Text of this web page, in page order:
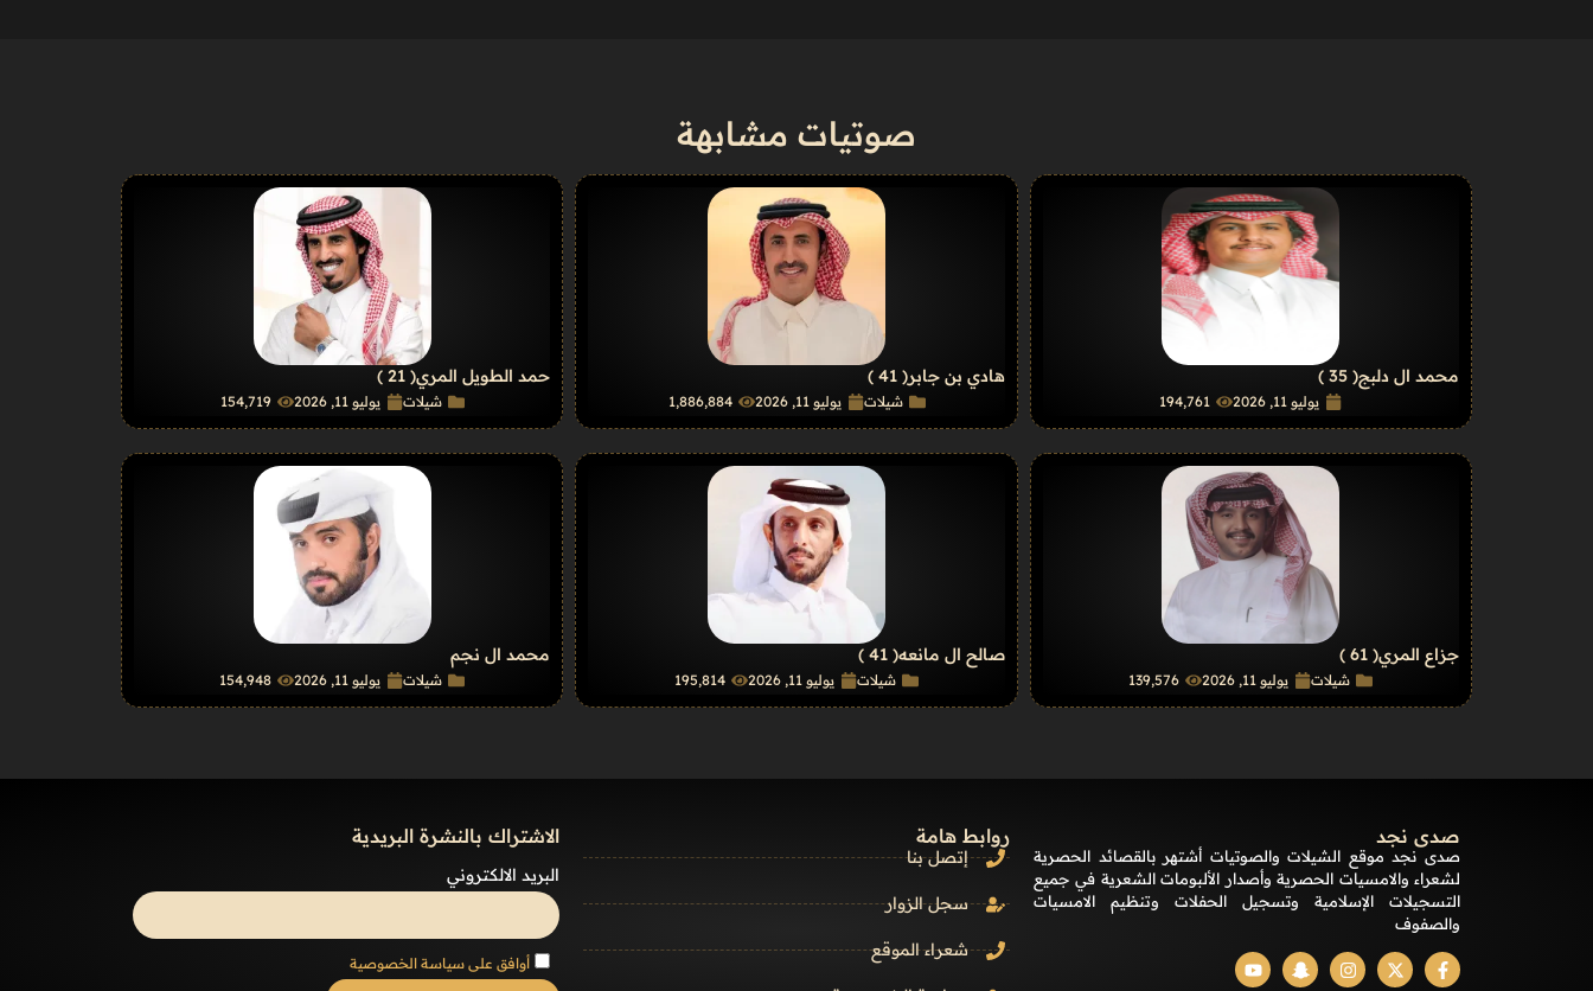
صوتيات مشابهة
محمد ال دلبج( 35 )
يوليو 11, 2026 194٬761
هادي بن جابر( 41 )
شيلات يوليو 11, 2026 1٬886٬884
حمد الطويل المري( 21 )
شيلات يوليو 11, 2026 154٬719
جزاع المري( 61 )
شيلات يوليو 11, 2026 139٬576
صالح ال مانعه( 41 )
شيلات يوليو 11, 2026 195٬814
محمد ال نجم
شيلات يوليو 11, 2026 154٬948
صدى نجد
صدى نجد موقع الشيلات والصوتيات أشتهر بالقصائد الحصرية
لشعراء والامسيات الحصرية وأصدار الألبومات الشعرية في جميع
التسجيلات الإسلامية وتسجيل الحفلات وتنظيم الامسيات
والصفوف
روابط هامة
إتصل بنا
سجل الزوار
شعراء الموقع
الاشتراك بالنشرة البريدية
البريد الالكتروني
أوافق على سياسة الخصوصية